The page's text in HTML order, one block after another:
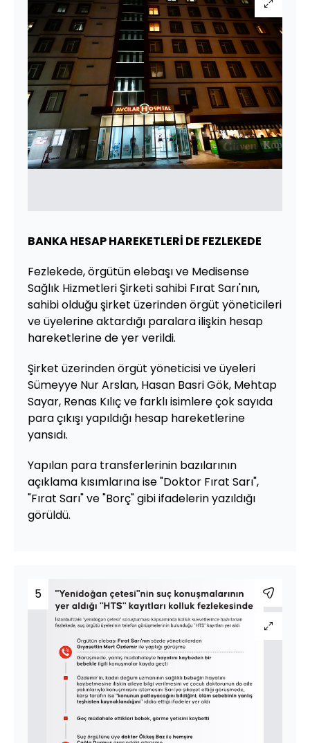
BANKA HESAP HAREKETLERİ DE FEZLEKEDE
Fezlekede, örgütün elebaşı ve Medisense
Sağlık Hizmetleri Şirketi sahibi Fırat Sarı'nın,
sahibi olduğu şirket üzerinden örgüt yöneticileri
ve üyelerine aktardığı paralara ilişkin hesap
hareketlerine de yer verildi.
Şirket üzerinden örgüt yöneticisi ve üyeleri
Sümeyye Nur Arslan, Hasan Basri Gök, Mehtap
Sayar, Renas Kılıç ve farklı isimlere çok sayıda
para çıkışı yapıldığı hesap hareketlerine
yansıdı.
Yapılan para transferlerinin bazılarının
açıklama kısımlarına ise "Doktor Fırat Sarı",
"Fırat Sarı" ve "Borç" gibi ifadelerin yazıldığı
görüldü.
5